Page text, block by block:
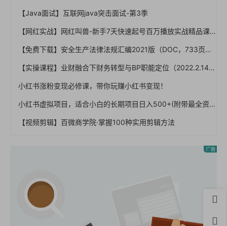
【Java面试】互联网java突击面试-第3季
【网红实战】网红叫兽-新手7天快速起号百万播放实战精品课【完结】
【免费下载】安全生产法律法规汇编2021版（DOC，733页）【01-0035】
【实操课程】业财融合下财务转型与BP职能定位（2022.2.14）
小红书涨粉变现必修课，带你玩赚小红书变现！
小红书虚拟项目，适合小白的长期项目日入500+(附带最全资料270G)
【视频剪辑】百微商学院·掌握100种实用剪辑方法